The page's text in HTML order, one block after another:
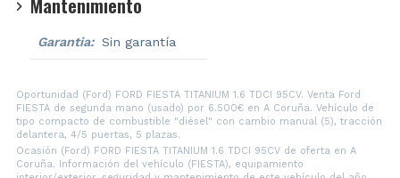
Garantia: Sin garantía
Oportunidad (Ford) FORD FIESTA TITANIUM 1.6 TDCI 95CV. Venta Ford
FIESTA de segunda mano (usado) por 6.500€ en A Coruña. Vehículo de
tipo compacto de combustible "diésel" con cambio manual (5), tracción
delantera, 4/5 puertas, 5 plazas.
Ocasión (Ford) FORD FIESTA TITANIUM 1.6 TDCI 95CV de oferta en A
Coruña. Información del vehículo (FIESTA), equipamiento